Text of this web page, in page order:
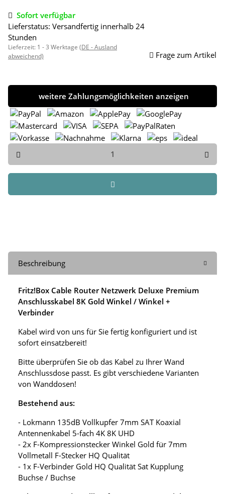
Sofort verfügbar
Lieferstatus: Versandfertig innerhalb 24
Stunden
Lieferzeit: 1 - 3 Werktage (DE - Ausland
abweichend)
Frage zum Artikel
weitere Zahlungsmöglichkeiten anzeigen
Beschreibung
Fritz!Box Cable Router Netzwerk Deluxe Premium
Anschlusskabel 8K Gold Winkel / Winkel +
Verbinder
Kabel wird von uns für Sie fertig konfiguriert und ist
sofort einsatzbereit!
Bitte überprüfen Sie ob das Kabel zu Ihrer Wand
Anschlussdose passt. Es gibt verschiedene Varianten
von Wanddosen!
Bestehend aus:
- Lokmann 135dB Vollkupfer 7mm SAT Koaxial
Antennenkabel 5-fach 4K 8K UHD
- 2x F-Kompressionstecker Winkel Gold für 7mm
Vollmetall F-Stecker HQ Qualität
- 1x F-Verbinder Gold HQ Qualität Sat Kupplung
Buchse / Buchse